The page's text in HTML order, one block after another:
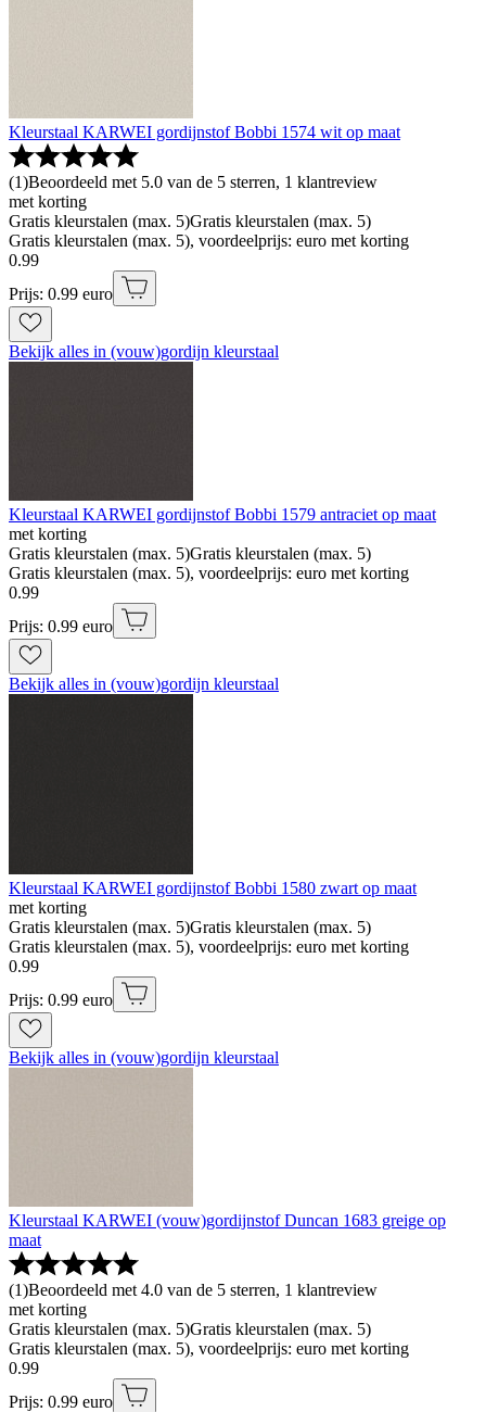
Kleurstaal KARWEI gordijnstof Bobbi 1574 wit op maat
(1)Beoordeeld met 5.0 van de 5 sterren, 1 klantreview
met korting
Gratis kleurstalen (max. 5)Gratis kleurstalen (max. 5)
Gratis kleurstalen (max. 5), voordeelprijs: euro met korting
0.99
Prijs: 0.99 euro
Bekijk alles in (vouw)gordijn kleurstaal
Kleurstaal KARWEI gordijnstof Bobbi 1579 antraciet op maat
met korting
Gratis kleurstalen (max. 5)Gratis kleurstalen (max. 5)
Gratis kleurstalen (max. 5), voordeelprijs: euro met korting
0.99
Prijs: 0.99 euro
Bekijk alles in (vouw)gordijn kleurstaal
Kleurstaal KARWEI gordijnstof Bobbi 1580 zwart op maat
met korting
Gratis kleurstalen (max. 5)Gratis kleurstalen (max. 5)
Gratis kleurstalen (max. 5), voordeelprijs: euro met korting
0.99
Prijs: 0.99 euro
Bekijk alles in (vouw)gordijn kleurstaal
Kleurstaal KARWEI (vouw)gordijnstof Duncan 1683 greige op
maat
(1)Beoordeeld met 4.0 van de 5 sterren, 1 klantreview
met korting
Gratis kleurstalen (max. 5)Gratis kleurstalen (max. 5)
Gratis kleurstalen (max. 5), voordeelprijs: euro met korting
0.99
Prijs: 0.99 euro